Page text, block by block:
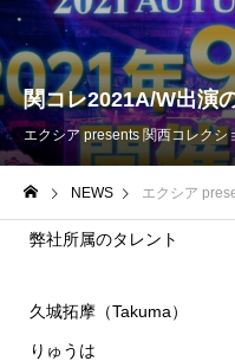
関コレ2021A/W出演
エクシア presents 関西コレクシ
NEWS エクシア
弊社所属のタレント
久城拓摩（Takuma）
りゅうは